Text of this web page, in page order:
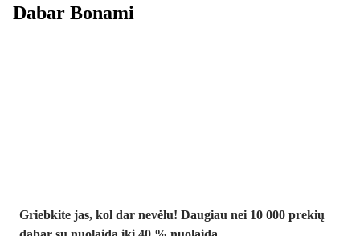
Dabar Bonami
Griebkite jas, kol dar nevėlu! Daugiau nei 10 000 prekių